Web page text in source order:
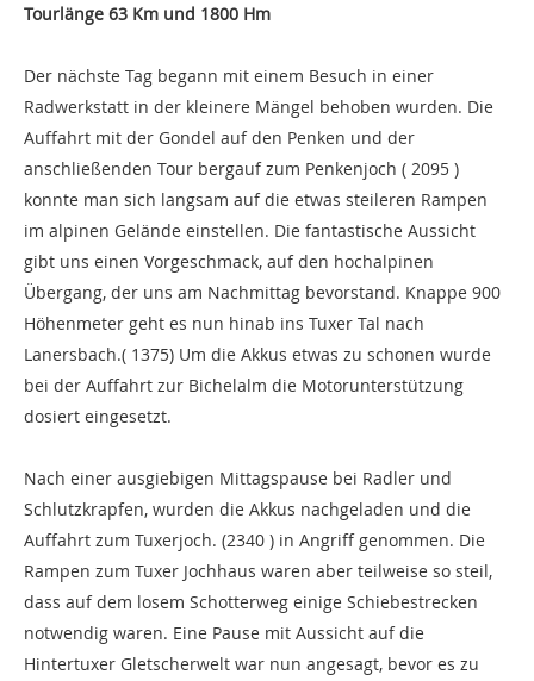
Tourlänge 63 Km und 1800 Hm
Der nächste Tag begann mit einem Besuch in einer
Radwerkstatt in der kleinere Mängel behoben wurden. Die
Auffahrt mit der Gondel auf den Penken und der
anschließenden Tour bergauf zum Penkenjoch ( 2095 )
konnte man sich langsam auf die etwas steileren Rampen
im alpinen Gelände einstellen. Die fantastische Aussicht
gibt uns einen Vorgeschmack, auf den hochalpinen
Übergang, der uns am Nachmittag bevorstand. Knappe 900
Höhenmeter geht es nun hinab ins Tuxer Tal nach
Lanersbach.( 1375) Um die Akkus etwas zu schonen wurde
bei der Auffahrt zur Bichelalm die Motorunterstützung
dosiert eingesetzt.
Nach einer ausgiebigen Mittagspause bei Radler und
Schlutzkrapfen, wurden die Akkus nachgeladen und die
Auffahrt zum Tuxerjoch. (2340 ) in Angriff genommen. Die
Rampen zum Tuxer Jochhaus waren aber teilweise so steil,
dass auf dem losem Schotterweg einige Schiebestrecken
notwendig waren. Eine Pause mit Aussicht auf die
Hintertuxer Gletscherwelt war nun angesagt, bevor es zu